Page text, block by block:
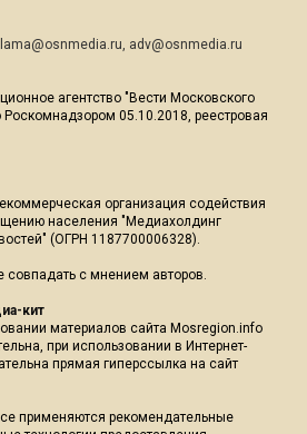
, adv@osnmedia.ru
агентство "Вести Московского
Роскомнадзором 05.10.2018, реестровая
организация содействия
населения "Медиахолдинг
(ОГРН 1187700006328).
с мнением авторов.
кит
материалов сайта Mosregion.info
при использовании в Интернет-
прямая гиперссылка на сайт
применяются рекомендательные